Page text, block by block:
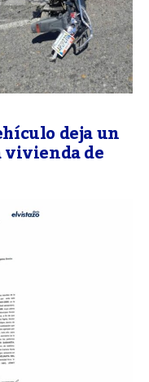
deja un
vivienda de